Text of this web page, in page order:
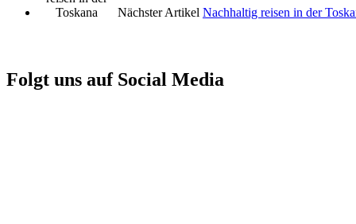
Nächster Artikel Nachhaltig reisen in der
Folgt uns auf Social Media